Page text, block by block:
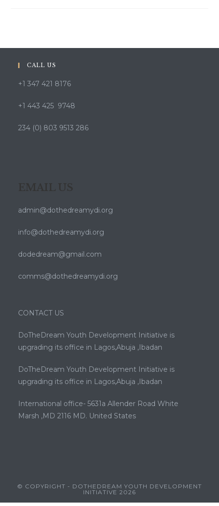
CALL US
+1 347 421 8176
+1 443 425 9748
234 (0) 803 9513 286
EMAIL US
admin@dothedreamydi.org
info@dothedreamydi.org
dodedream@gmail.com
comms@dothedreamydi.org
CONTACT US
DoTheDream Youth Development Initiative is
upgrading its office in Lagos,Abuja ,Ibadan
DoTheDream Youth Development Initiative is
upgrading its office in Lagos,Abuja ,Ibadan
International office- 5631a Allender Road White
Marsh ,MD 2116 MD. United States
© COPYRIGHT - DOTHEDREAM YOUTH DEVELOPMENT
INITIATIVE 2026